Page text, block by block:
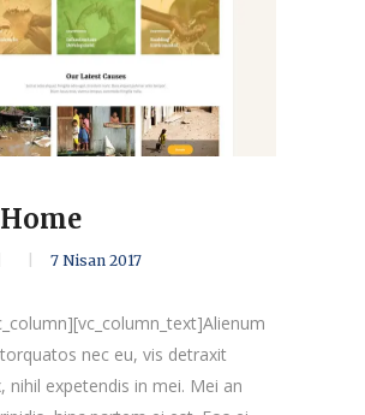
7 Nisan 2017
nec eu, vis detraxit
nihil expetendis in mei. Mei an